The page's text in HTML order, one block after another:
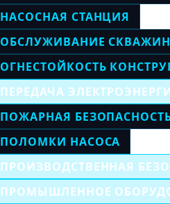
НАСОСНАЯ СТАНЦИЯ
ОБСЛУЖИВАНИЕ СКВАЖИН
ОГНЕСТОЙКОСТЬ
ПЕРЕДАЧА
ПОЖАРНАЯ
ПОЛОМКИ НАСОСА
ПРОИЗВОДСТВЕННАЯ
ПРОМЫШЛЕННОЕ